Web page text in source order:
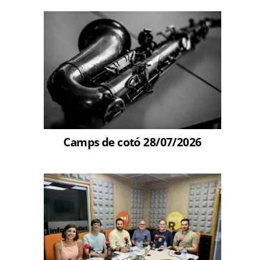
Camps de cotó 28/07/2026